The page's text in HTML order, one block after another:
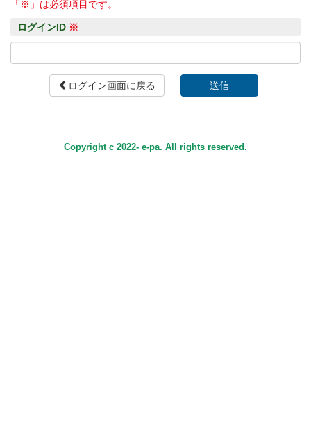
「※」は必須項目です。
ログインID ※
ログイン画面に戻る
Copyright c 2022- e-pa. All rights reserved.